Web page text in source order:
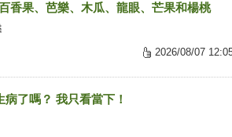
香果、芭樂、木瓜、龍眼、芒果和楊桃
2026/08/07
了嗎？ 我只看當下！